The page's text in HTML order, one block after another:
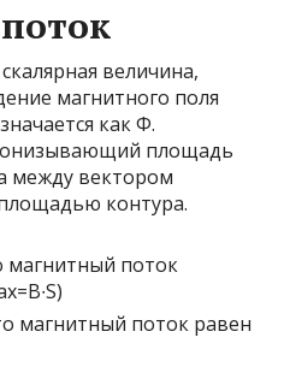
величина,
магнитного поля
как Ф.
площадь
между вектором
контура.
магнитный поток
магнитный поток равен